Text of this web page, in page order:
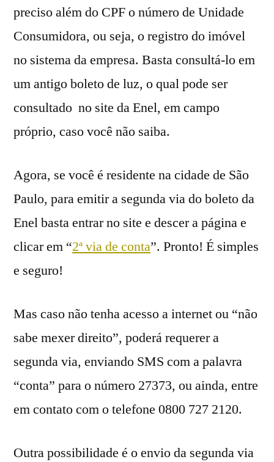
preciso além do CPF o número de Unidade
Consumidora, ou seja, o registro do imóvel
no sistema da empresa. Basta consultá-lo em
um antigo boleto de luz, o qual pode ser
consultado no site da Enel, em campo
próprio, caso você não saiba.
Agora, se você é residente na cidade de São
Paulo, para emitir a segunda via do boleto da
Enel basta entrar no site e descer a página e
clicar em “2ª via de conta”. Pronto! É simples
e seguro!
Mas caso não tenha acesso a internet ou “não
sabe mexer direito”, poderá requerer a
segunda via, enviando SMS com a palavra
“conta” para o número 27373, ou ainda, entre
em contato com o telefone 0800 727 2120.
Outra possibilidade é o envio da segunda via